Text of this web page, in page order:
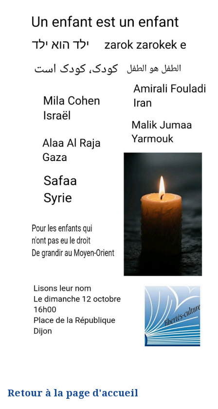
Retour à la page d'accueil